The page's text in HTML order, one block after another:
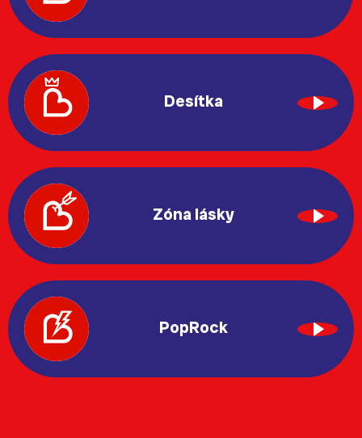
Desítka
Zóna lásky
PopRock